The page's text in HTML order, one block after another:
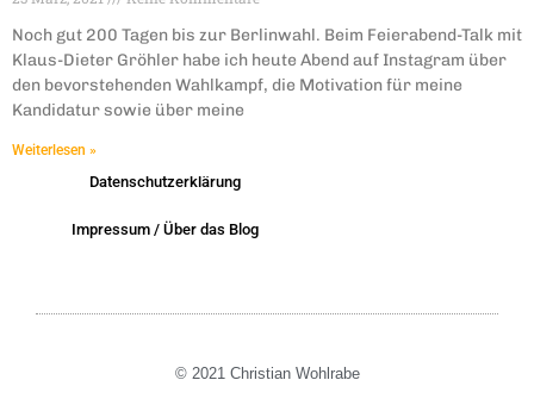
Noch gut 200 Tagen bis zur Berlinwahl. Beim Feierabend-Talk mit
Klaus-Dieter Gröhler habe ich heute Abend auf Instagram über
den bevorstehenden Wahlkampf, die Motivation für meine
Kandidatur sowie über meine
Weiterlesen »
Datenschutzerklärung
Impressum / Über das Blog
© 2021 Christian Wohlrabe